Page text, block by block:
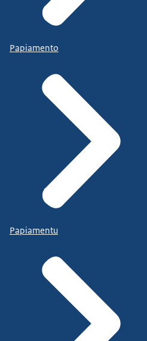
Papiamento
Papiamentu